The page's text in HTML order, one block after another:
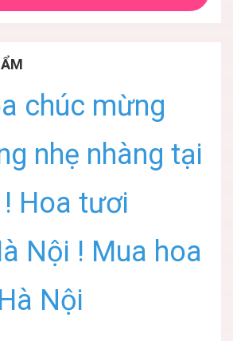
chúc mừng
nhẹ nhàng tại
Hoa tươi
Nội ! Mua hoa
Nội